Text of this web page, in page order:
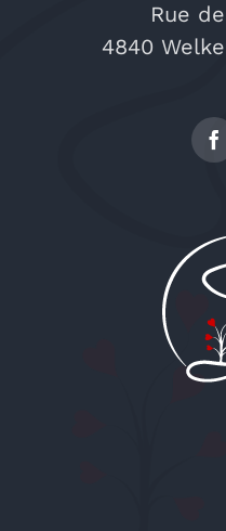
Rue
4840